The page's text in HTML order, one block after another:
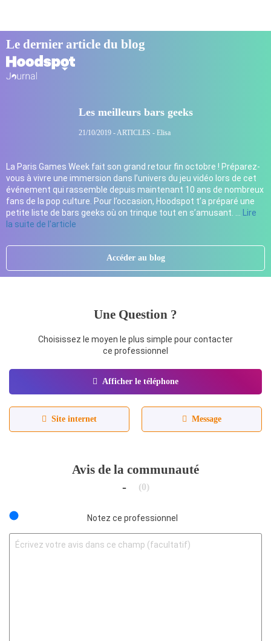
Le dernier article du blog
Les meilleurs bars geeks
21/10/2019 - ARTICLES - Elisa
La Paris Games Week fait son grand retour fin octobre ! Préparez-
vous à vivre une immersion dans l’univers du jeu vidéo lors de cet
événement qui rassemble depuis maintenant 10 ans de nombreux
fans de la pop culture. Pour l’occasion, Hoodspot t’a préparé une
petite liste de bars geeks où on trinque tout en s’amusant. …
Lire
la suite de l'article
Accéder au blog
Une Question ?
Choisissez le moyen le plus simple pour contacter
ce professionnel
Afficher le téléphone
Site internet Message
Avis de la communauté
-
(0)
Notez ce professionnel